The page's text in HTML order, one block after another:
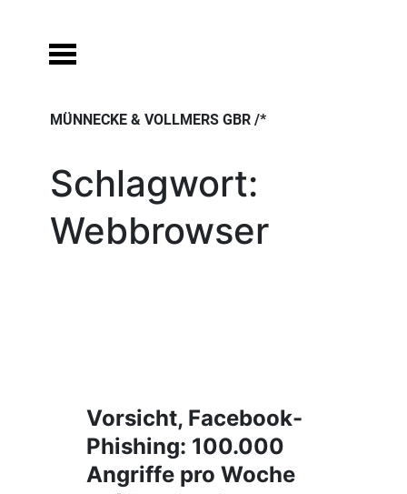
content
MÜNNECKE & VOLLMERS GBR /*
Schlagwort:
Webbrowser
Vorsicht, Facebook-
Phishing: 100.000
Angriffe pro Woche